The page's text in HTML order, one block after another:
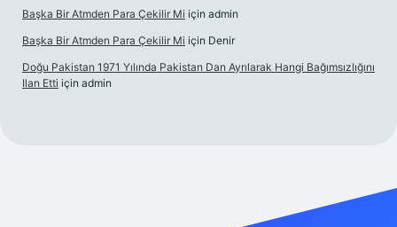
Başka Bir Atmden Para Çekilir Mi için admin
Başka Bir Atmden Para Çekilir Mi için Denir
Doğu Pakistan 1971 Yılında Pakistan Dan Ayrılarak Hangi Bağımsızlığını
Ilan Etti için admin